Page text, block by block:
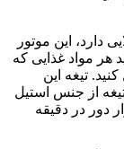
دارد، این موتور
هر مواد غذایی که
تیغه این
از جنس استیل
که با کمک موتور آن می‌تواند ۱۸ هزار دور در دقیقه